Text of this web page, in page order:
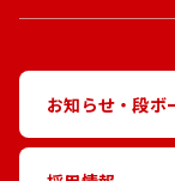
お知らせ・段ボ